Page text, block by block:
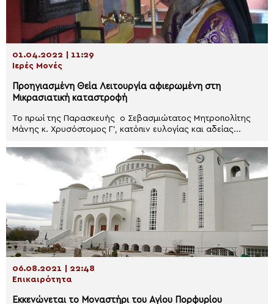
01.04.2022 | 11:29
Ιερές Μονές
Προηγιασμένη Θεία Λειτουργία αφιερωμένη στη
Μικρασιατική καταστροφή
Το πρωί της Παρασκευής ο Σεβασμιώτατος Μητροπολίτης
Μάνης κ. Χρυσόστομος Γ’, κατόπιν ευλογίας και αδείας...
06.08.2021 | 22:48
Επικαιρότητα
Εκκενώνεται το Μοναστήρι του Αγίου Πορφυρίου